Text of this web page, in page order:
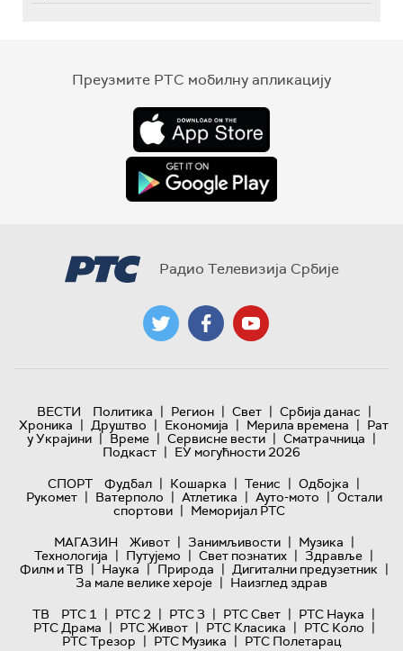
Преузмите РТС мобилну апликацију
Радио Телевизија Србије
ВЕСТИ Политика | Регион | Свет | Србија данас |
Хроника | Друштво | Економија | Мерила времена | Рат
у Украјини | Време | Сервисне вести | Сматрачница |
Подкаст | ЕУ могућности 2026
СПОРТ
Фудбал | Кошарка | Тенис | Одбојка |
Рукомет | Ватерполо | Атлетика | Ауто-мото | Остали
спортови | Меморијал РТС
МАГАЗИН
Живот | Занимљивости | Музика |
Технологијa | Путујемо | Свет познатих | Здравље |
Филм и ТВ | Наука | Природа | Дигитални предузетник |
За мале велике хероје | Наизглед здрав
ТВ
РТС 1 | РТС 2 | РТС 3 | РТС Свет | РТС Наука |
РТС Драма | РТС Живот | РТС Класика | РТС Коло |
РТС Трезор | РТС Музика | РТС Полетарац